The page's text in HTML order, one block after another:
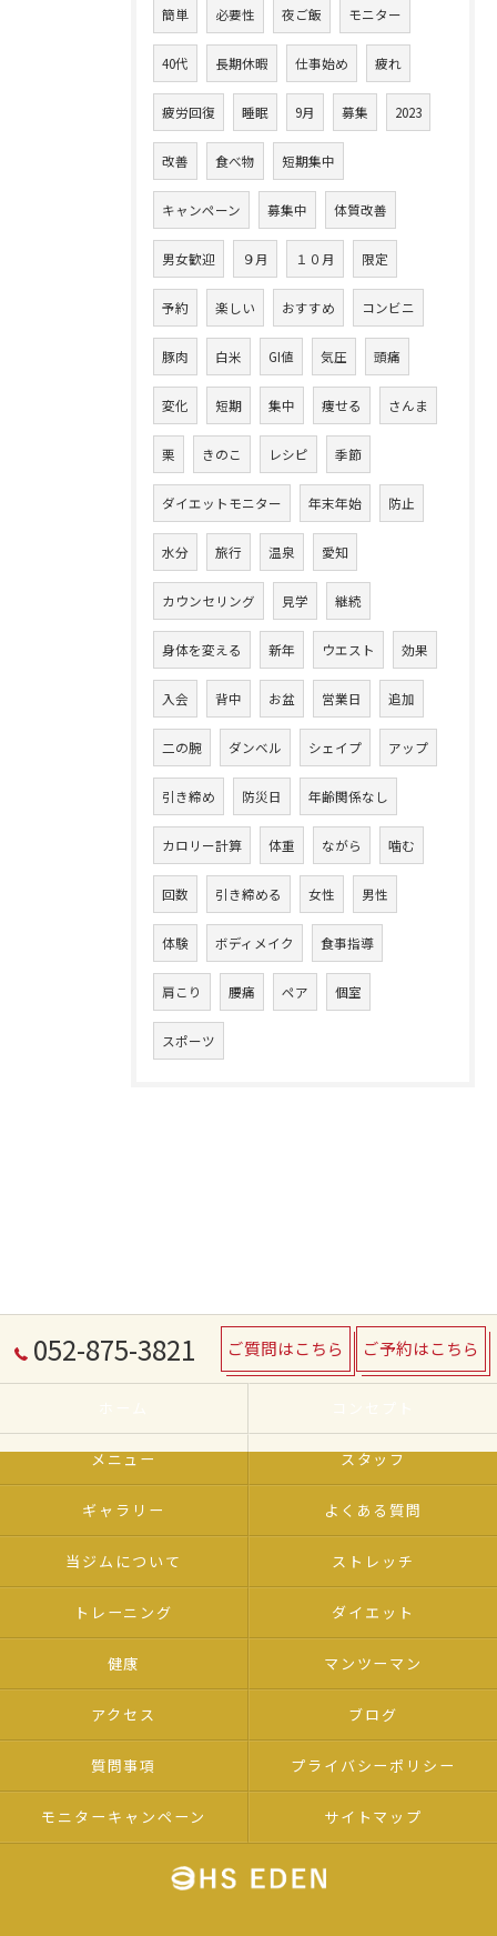
簡単 必要性 夜ご飯 モニター
40代 長期休暇 仕事始め 疲れ
疲労回復 睡眠 9月 募集 2023
改善 食べ物 短期集中
キャンペーン 募集中 体質改善
男女歓迎 ９月 １０月 限定
予約 楽しい おすすめ コンビニ
豚肉 白米 GI値 気圧 頭痛
変化 短期 集中 痩せる さんま
栗 きのこ レシピ 季節
ダイエットモニター 年末年始 防止
水分 旅行 温泉 愛知
カウンセリング 見学 継続
身体を変える 新年 ウエスト 効果
入会 背中 お盆 営業日 追加
二の腕 ダンベル シェイプ アップ
引き締め 防災日 年齢関係なし
カロリー計算 体重 ながら 噛む
回数 引き締める 女性 男性
体験 ボディメイク 食事指導
肩こり 腰痛 ペア 個室
スポーツ
052-875-3821 ご質問はこちら ご予約はこちら
メニュー スタッフ
ギャラリー よくある質問
当ジムについて ストレッチ
トレーニング ダイエット
健康 マンツーマン
アクセス ブログ
質問事項 プライバシーポリシー
モニターキャンペーン サイトマップ